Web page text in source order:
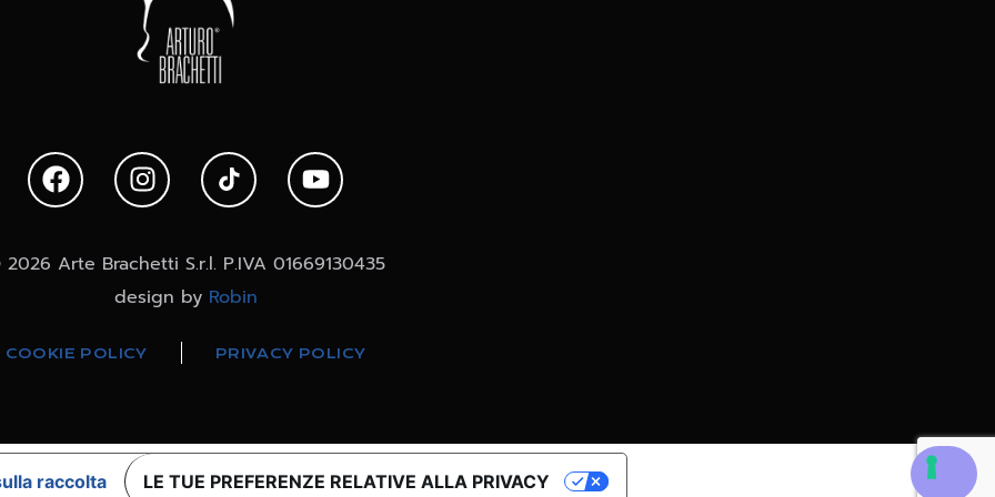
Arte Brachetti S.r.l. P.IVA 01669130435
design by Robin
COOKIE POLICY PRIVACY POLICY
raccolta LE TUE PREFERENZE RELATIVE ALLA PRIVACY